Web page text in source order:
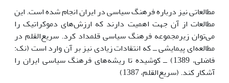
مطالعاتى نیز درباره فرهنگ سیاسى در ایران انجام شده است. این
مطالعات از آن جهت اهمیت دارند که ارزش‌هاى دموکراتیک را
مى‌توان زیرمجموعه فرهنگ سیاسى قلمداد کرد. سریع‌القلم در
مطالعه‌اى پیمایشى ــ که انتقادات زیادى نیز بر آن وارد است (نک:
فاضلى، 1389) ــ کوشیده تا ریشه‌هاى فرهنگ سیاسى ایران را
آشکار کند. (سریع‌القلم، 1387)